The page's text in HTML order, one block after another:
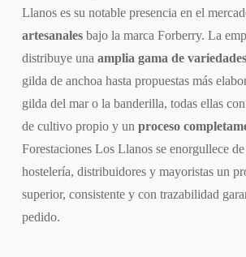
Llanos es su notable presencia en el
artesanalesbajo la marca Forberry. La
distribuye una amplia gama de variedades
gilda de anchoa hasta propuestas más
gilda del mar o la banderilla, todas ellas
de cultivo propio y un proceso
Forestaciones Los Llanos se enorgullece
hostelería, distribuidores y mayoristas un
superior, consistente y con trazabilidad
pedido.